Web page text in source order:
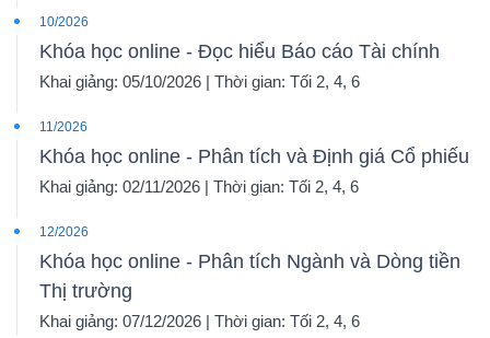
10/2026
Khóa học online - Đọc hiểu Báo cáo Tài chính
Khai giảng: 05/10/2026 | Thời gian: Tối 2, 4, 6
11/2026
Khóa học online - Phân tích và Định giá Cổ phiếu
Khai giảng: 02/11/2026 | Thời gian: Tối 2, 4, 6
12/2026
Khóa học online - Phân tích Ngành và Dòng tiền
Thị trường
Khai giảng: 07/12/2026 | Thời gian: Tối 2, 4, 6